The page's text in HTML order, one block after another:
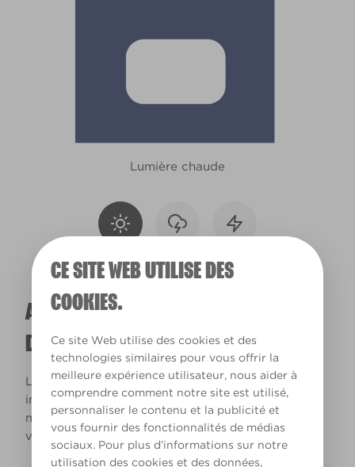
CE SITE WEB UTILISE DES
COOKIES.
Ce site Web utilise des cookies et des
technologies similaires pour vous offrir la
meilleure expérience utilisateur, nous aider à
comprendre comment notre site est utilisé,
personnaliser le contenu et la publicité et
vous fournir des fonctionnalités de médias
sociaux. Pour plus d’informations sur notre
utilisation des cookies et des données,
Lumière chaude
A QUOI RESSEMBLERA CETTE COULEUR
DANS VOTRE MAISON ?
La lumière naturelle et l’éclairage jouent un rôle
important sur le rendu des couleurs dans votre
maison. Utilisez cet outil pour voir le rendu de
votre couleur en fonction de la lumière.